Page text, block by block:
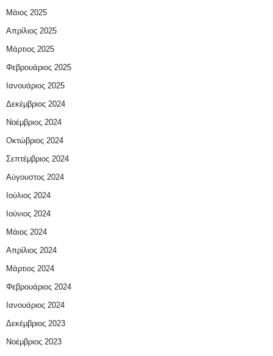
Μάιος 2025
Απρίλιος 2025
Μάρτιος 2025
Φεβρουάριος 2025
Ιανουάριος 2025
Δεκέμβριος 2024
Νοέμβριος 2024
Οκτώβριος 2024
Σεπτέμβριος 2024
Αύγουστος 2024
Ιούλιος 2024
Ιούνιος 2024
Μάιος 2024
Απρίλιος 2024
Μάρτιος 2024
Φεβρουάριος 2024
Ιανουάριος 2024
Δεκέμβριος 2023
Νοέμβριος 2023